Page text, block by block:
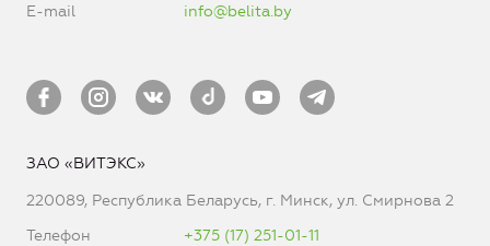
E-mail
info@belita.by
ЗАО «ВИТЭКС»
220089, Республика Беларусь, г. Минск, ул. Смирнова 2
Телефон
+375 (17) 251-01-11